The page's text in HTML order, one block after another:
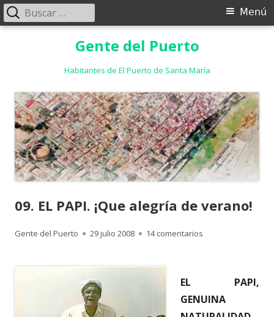
Gente del Puerto
Habitantes de El Puerto de Santa María
Menú
Menú
Buscar:
09. EL PAPI. ¡Que alegría de verano!
Autor
Gente del Puerto
Publicado
29 julio 2008 14 comentarios
EL PAPI,
GENUINA